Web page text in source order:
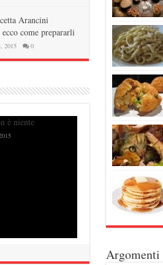
Arancini
come prepararli
2015 0
Agosto 19, 2015
Argomenti